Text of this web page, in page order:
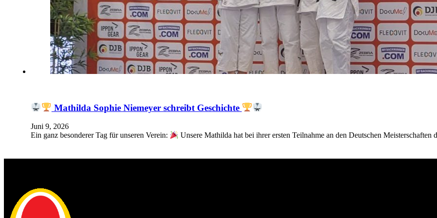
Mathilda Sophie Niemeyer schreibt Geschichte
Juni 9, 2026
Ein ganz besonderer Tag für unseren Verein:
Unsere Mathilda hat bei ihrer ersten Teilnahme an den Deutschen Meisterschaften